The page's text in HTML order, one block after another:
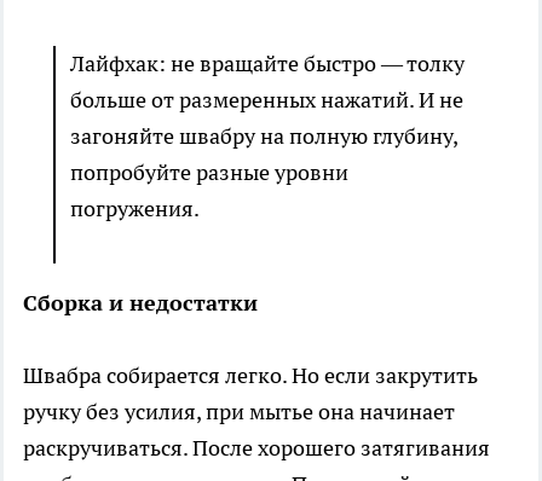
Лайфхак: не вращайте быстро — толку
больше от размеренных нажатий. И не
загоняйте швабру на полную глубину,
попробуйте разные уровни
погружения.
Сборка и недостатки
Швабра собирается легко. Но если закрутить
ручку без усилия, при мытье она начинает
раскручиваться. После хорошего затягивания